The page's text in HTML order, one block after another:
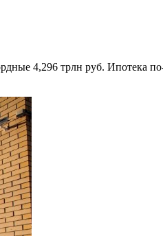
4,296 трлн руб. Ипотека